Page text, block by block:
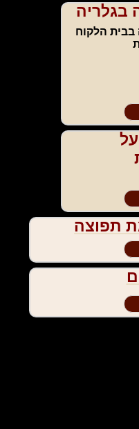
בגלריה
בבית הלקוח
תפוצה